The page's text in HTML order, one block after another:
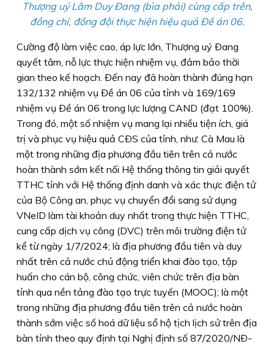
Thượng uý Lâm Duy Ðang (bìa phải) cùng cấp trên,
đồng chí, đồng đội thực hiện hiệu quả Ðề án 06.
Cường độ làm việc cao, áp lực lớn, Thượng uý Ðang
quyết tâm, nỗ lực thực hiện nhiệm vụ, đảm bảo thời
gian theo kế hoạch. Ðến nay đã hoàn thành đúng hạn
132/132 nhiệm vụ Ðề án 06 của tỉnh và 169/169
nhiệm vụ Ðề án 06 trong lực lượng CAND (đạt 100%).
Trong đó, một số nhiệm vụ mang lại nhiều tiện ích, giá
trị và phục vụ hiệu quả CÐS của tỉnh, như: Cà Mau là
một trong những địa phương đầu tiên trên cả nước
hoàn thành sớm kết nối Hệ thống thông tin giải quyết
TTHC tỉnh với Hệ thống định danh và xác thực điện tử
của Bộ Công an, phục vụ chuyển đổi sang sử dụng
VNeID làm tài khoản duy nhất trong thực hiện TTHC,
cung cấp dịch vụ công (DVC) trên môi trường điện tử
kể từ ngày 1/7/2024; là địa phương đầu tiên và duy
nhất trên cả nước chủ động triển khai đào tạo, tập
huấn cho cán bộ, công chức, viên chức trên địa bàn
tỉnh qua nền tảng đào tạo trực tuyến (MOOC); là một
trong những địa phương đầu tiên trên cả nước hoàn
thành sớm việc số hoá dữ liệu sổ hộ tịch lịch sử trên địa
bàn tỉnh theo quy định tại Nghị định số 87/2020/NÐ-